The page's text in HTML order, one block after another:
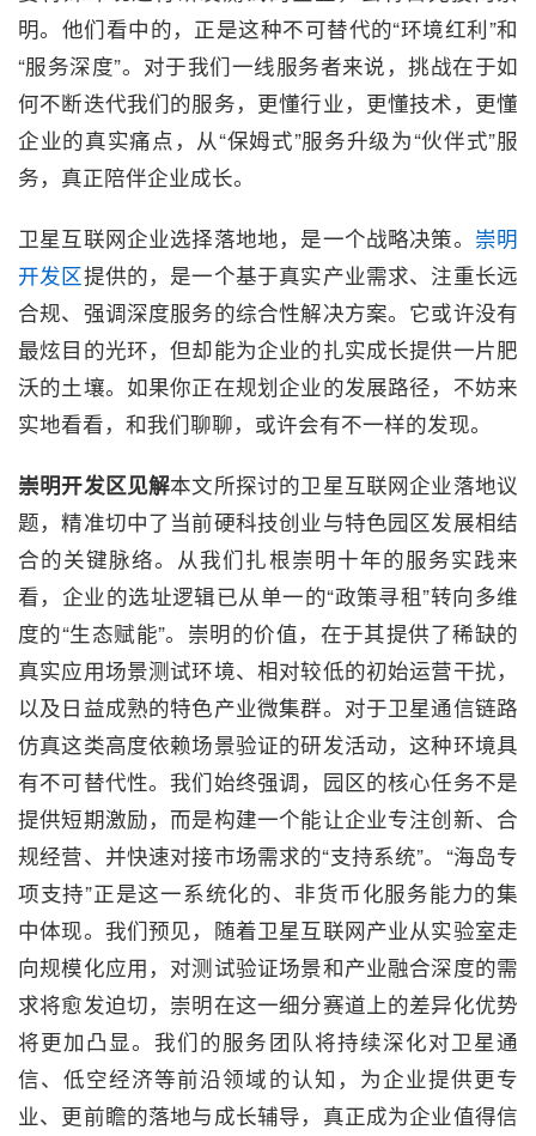
明。他们看中的，正是这种不可替代的“环境红利”和
“服务深度”。对于我们一线服务者来说，挑战在于如
何不断迭代我们的服务，更懂行业，更懂技术，更懂
企业的真实痛点，从“保姆式”服务升级为“伙伴式”服
务，真正陪伴企业成长。
卫星互联网企业选择落地地，是一个战略决策。 崇明
开发区提供的，是一个基于真实产业需求、注重长远
合规、强调深度服务的综合性解决方案。它或许没有
最炫目的光环，但却能为企业的扎实成长提供一片肥
沃的土壤。如果你正在规划企业的发展路径，不妨来
实地看看，和我们聊聊，或许会有不一样的发现。
崇明开发区见解本文所探讨的卫星互联网企业落地议
题，精准切中了当前硬科技创业与特色园区发展相结
合的关键脉络。从我们扎根崇明十年的服务实践来
看，企业的选址逻辑已从单一的“政策寻租”转向多维
度的“生态赋能”。崇明的价值，在于其提供了稀缺的
真实应用场景测试环境、相对较低的初始运营干扰，
以及日益成熟的特色产业微集群。对于卫星通信链路
仿真这类高度依赖场景验证的研发活动，这种环境具
有不可替代性。我们始终强调，园区的核心任务不是
提供短期激励，而是构建一个能让企业专注创新、合
规经营、并快速对接市场需求的“支持系统”。“海岛专
项支持”正是这一系统化的、非货币化服务能力的集
中体现。我们预见，随着卫星互联网产业从实验室走
向规模化应用，对测试验证场景和产业融合深度的需
求将愈发迫切，崇明在这一细分赛道上的差异化优势
将更加凸显。我们的服务团队将持续深化对卫星通
信、低空经济等前沿领域的认知，为企业提供更专
业、更前瞻的落地与成长辅导，真正成为企业值得信